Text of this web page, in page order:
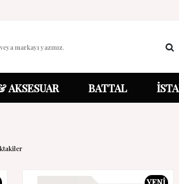
AKSESUAR BATTAL